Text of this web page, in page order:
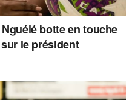
botte en touche
le président